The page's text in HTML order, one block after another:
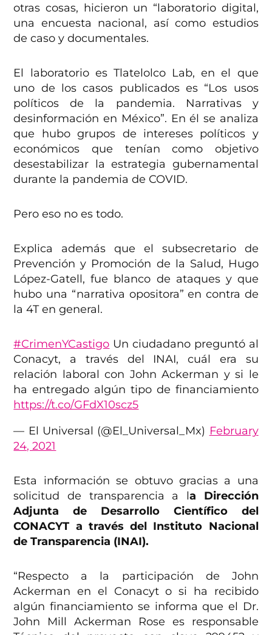
otras cosas, hicieron un “laboratorio digital,
una encuesta nacional, así como estudios
de caso y documentales.
El laboratorio es Tlatelolco Lab, en el que
uno de los casos publicados es “Los usos
políticos de la pandemia. Narrativas y
desinformación en México”. En él se analiza
que hubo grupos de intereses políticos y
económicos que tenían como objetivo
desestabilizar la estrategia gubernamental
durante la pandemia de COVID.
Pero eso no es todo.
Explica además que el subsecretario de
Prevención y Promoción de la Salud, Hugo
López-Gatell, fue blanco de ataques y que
hubo una “narrativa opositora” en contra de
la 4T en general.
#CrimenYCastigo Un ciudadano preguntó al
Conacyt, a través del INAI, cuál era su
relación laboral con John Ackerman y si le
ha entregado algún tipo de financiamiento
https://t.co/GFdX10scz5
— El Universal (@El_Universal_Mx) February
24, 2021
Esta información se obtuvo gracias a una
solicitud de transparencia a la Dirección
Adjunta de Desarrollo Científico del
CONACYT a través del Instituto Nacional
de Transparencia (INAI).
“Respecto a la participación de John
Ackerman en el Conacyt o si ha recibido
algún financiamiento se informa que el Dr.
John Mill Ackerman Rose es responsable